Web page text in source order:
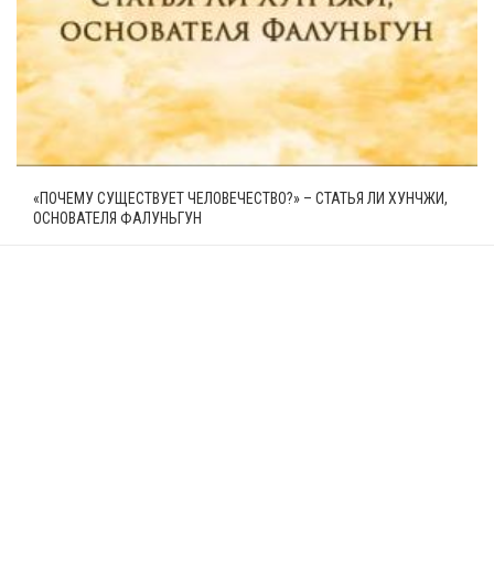
«ПОЧЕМУ СУЩЕСТВУЕТ ЧЕЛОВЕЧЕСТВО?» – СТАТЬЯ ЛИ ХУНЧЖИ,
ОСНОВАТЕЛЯ ФАЛУНЬГУН